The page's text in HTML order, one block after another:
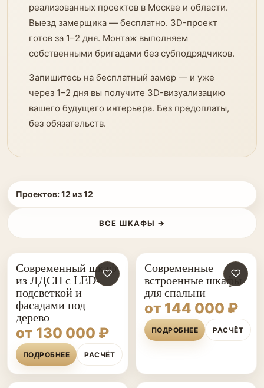
реализованных проектов в Москве и области.
Выезд замерщика — бесплатно. 3D-проект
готов за 1–2 дня. Монтаж выполняем
собственными бригадами без субподрядчиков.
Запишитесь на бесплатный замер — и уже
через 1–2 дня вы получите 3D-визуализацию
вашего будущего интерьера. Без предоплаты,
без обязательств.
Проектов:12 из12
ВСЕ ШКАФЫ →
♡
Современный шкаф
из ЛДСП с LED-
подсветкой и
фасадами под
дерево
от 130 000 ₽
ПОДРОБНЕЕ РАСЧЁТ
♡
Современные
встроенные шкафы
для спальни
от 144 000 ₽
ПОДРОБНЕЕ РАСЧЁТ